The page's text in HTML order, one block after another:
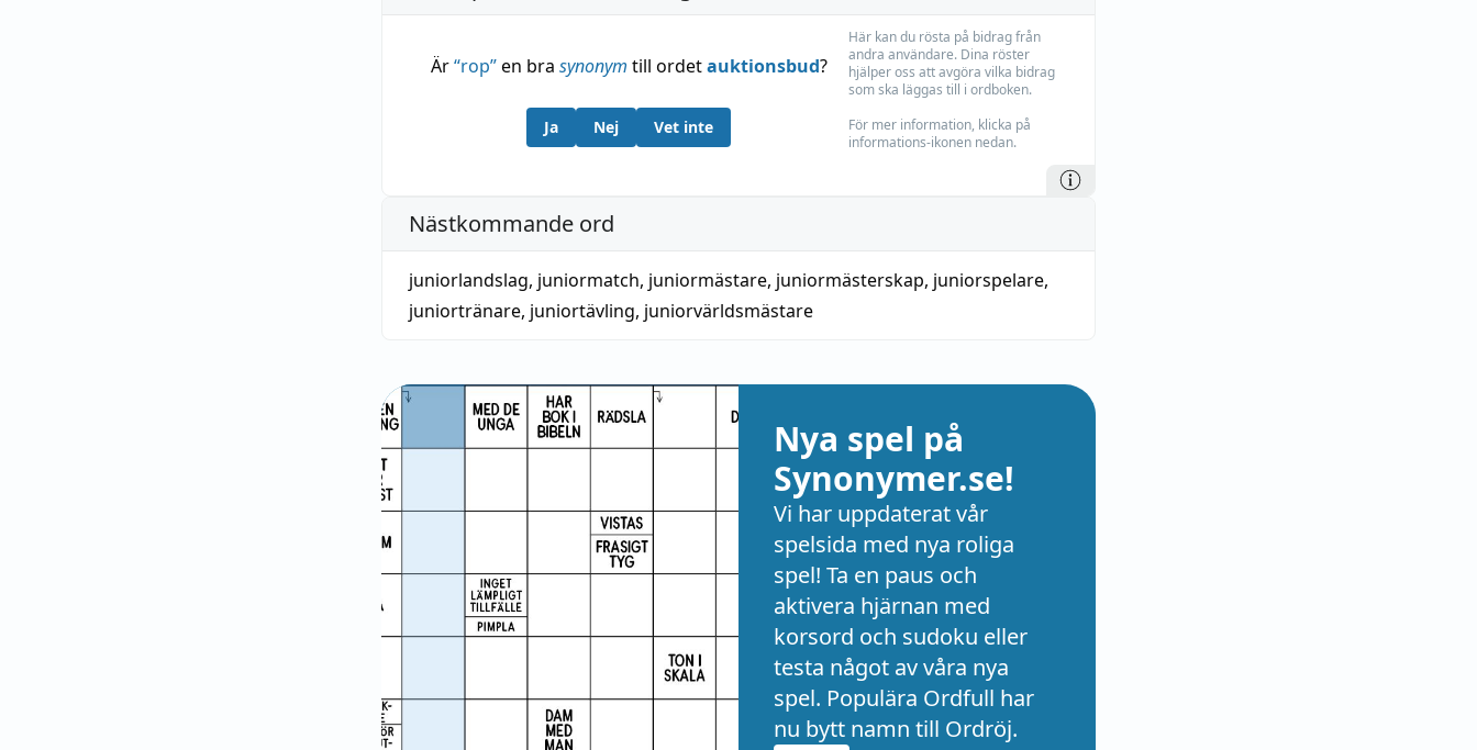
Är“rop”en bra synonym till ordetauktionsbud?
Ja Nej Vet inte
Här kan du rösta på bidrag från
andra användare. Dina röster
hjälper oss att avgöra vilka bidrag
som ska läggas till i ordboken.
För mer information, klicka på
informations-ikonen nedan.
Nästkommande ord
juniorlandslag, juniormatch, juniormästare, juniormästerskap, juniorspelare,
juniortränare, juniortävling, juniorvärldsmästare
Nya spel på
Synonymer.se!
Vi har uppdaterat vår
spelsida med nya roliga
spel! Ta en paus och
aktivera hjärnan med
korsord och sudoku eller
testa något av våra nya
spel. Populära Ordfull har
nu bytt namn till Ordröj.